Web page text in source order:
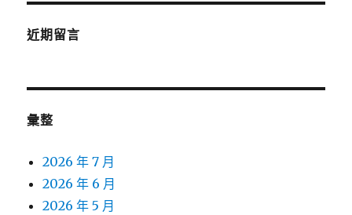
近期留言
彙整
2026 年 7 月
2026 年 6 月
2026 年 5 月